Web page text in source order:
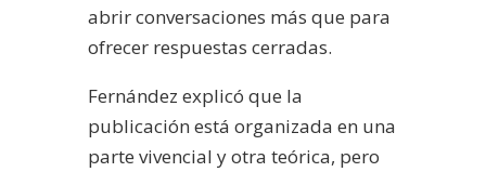
abrir conversaciones más que para
ofrecer respuestas cerradas.
Fernández explicó que la
publicación está organizada en una
parte vivencial y otra teórica, pero